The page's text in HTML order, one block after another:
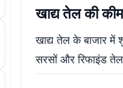
खाद्य तेल की
खाद्य तेल के बाजार में
सरसों और रिफाइंड तेल